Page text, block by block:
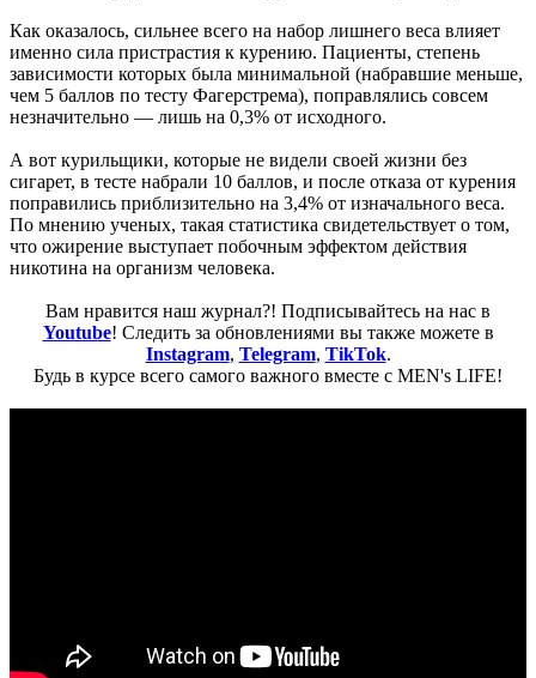
Как оказалось, сильнее всего на набор лишнего веса влияет
именно сила пристрастия к курению. Пациенты, степень
зависимости которых была минимальной (набравшие меньше,
чем 5 баллов по тесту Фагерстрема), поправлялись совсем
незначительно — лишь на 0,3% от исходного.
А вот курильщики, которые не видели своей жизни без
сигарет, в тесте набрали 10 баллов, и после отказа от курения
поправились приблизительно на 3,4% от изначального веса.
По мнению ученых, такая статистика свидетельствует о том,
что ожирение выступает побочным эффектом действия
никотина на организм человека.
Вам нравится наш журнал?! Подписывайтесь на нас в
Youtube! Следить за обновлениями вы также можете в
Instagram, Telegram, TikTok.
Будь в курсе всего самого важного вместе с MEN's LIFE!